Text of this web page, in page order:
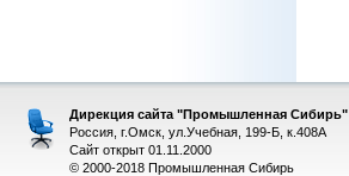
Дирекция сайта "Промышленная Сибирь"
Россия, г.Омск, ул.Учебная, 199-Б, к.408А
Сайт открыт 01.11.2000
© 2000-2018 Промышленная Сибирь